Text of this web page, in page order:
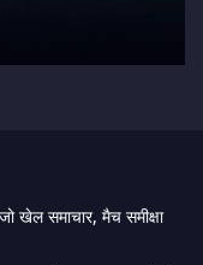
खेल समाचार, मैच समीक्षा